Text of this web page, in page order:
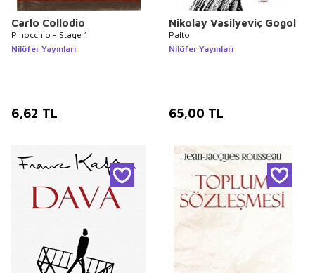
Carlo Collodio
Pinocchio - Stage 1
Nilüfer Yayınları
6,62 TL
Nikolay Vasilyeviç Gogol
Palto
Nilüfer Yayınları
65,00 TL